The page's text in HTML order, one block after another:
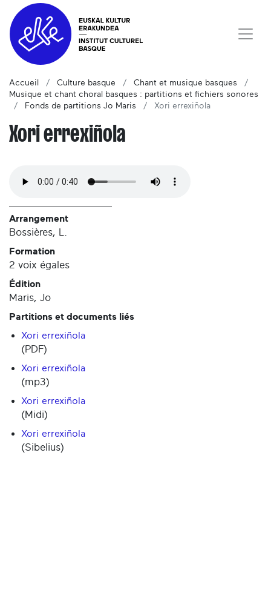
Accueil Culture basque
Chant et musique basques
Musique et chant choral basques : partitions et fichiers sonores
Fonds de partitions Jo Maris
Xori errexiñola
Xori errexiñola
Arrangement
Bossières, L.
Formation
2 voix égales
Édition
Maris, Jo
Partitions et documents liés
Xori errexiñola
(PDF)
Xori errexiñola
(mp3)
Xori errexiñola
(Midi)
Xori errexiñola
(Sibelius)